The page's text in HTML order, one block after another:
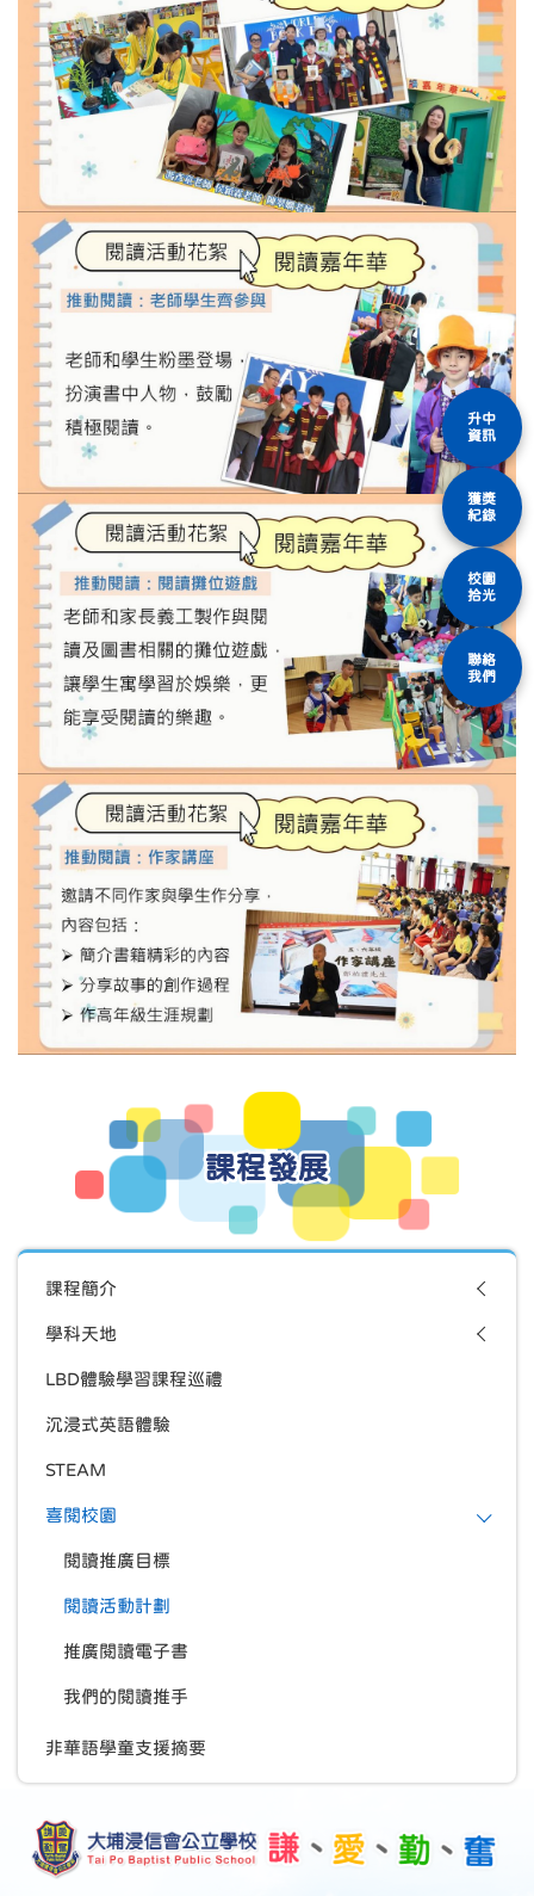
課程發展
課程簡介
學科天地
LBD體驗學習課程巡禮
沉浸式英語體驗
STEAM
喜閱校園
閱讀推廣目標
閱讀活動計劃
推廣閱讀電子書
我們的閱讀推手
非華語學童支援摘要
升中
資訊
獲獎
紀錄
校園
拾光
聯絡
我們